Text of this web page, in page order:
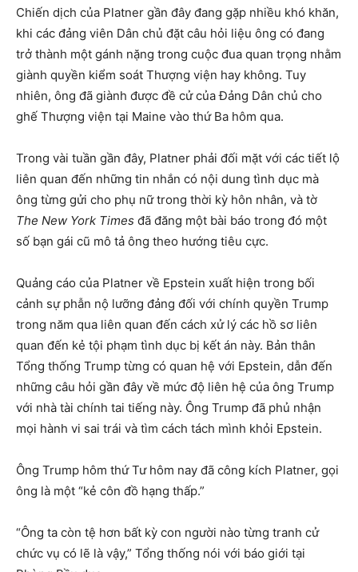
Chiến dịch của Platner gần đây đang gặp nhiều khó khăn,
khi các đảng viên Dân chủ đặt câu hỏi liệu ông có đang
trở thành một gánh nặng trong cuộc đua quan trọng nhằm
giành quyền kiểm soát Thượng viện hay không. Tuy
nhiên, ông đã giành được đề cử của Đảng Dân chủ cho
ghế Thượng viện tại Maine vào thứ Ba hôm qua.
Trong vài tuần gần đây, Platner phải đối mặt với các tiết lộ
liên quan đến những tin nhắn có nội dung tình dục mà
ông từng gửi cho phụ nữ trong thời kỳ hôn nhân, và tờ
The New York Times đã đăng một bài báo trong đó một
số bạn gái cũ mô tả ông theo hướng tiêu cực.
Quảng cáo của Platner về Epstein xuất hiện trong bối
cảnh sự phẫn nộ lưỡng đảng đối với chính quyền Trump
trong năm qua liên quan đến cách xử lý các hồ sơ liên
quan đến kẻ tội phạm tình dục bị kết án này. Bản thân
Tổng thống Trump từng có quan hệ với Epstein, dẫn đến
những câu hỏi gần đây về mức độ liên hệ của ông Trump
với nhà tài chính tai tiếng này. Ông Trump đã phủ nhận
mọi hành vi sai trái và tìm cách tách mình khỏi Epstein.
Ông Trump hôm thứ Tư hôm nay đã công kích Platner, gọi
ông là một “kẻ côn đồ hạng thấp.”
“Ông ta còn tệ hơn bất kỳ con người nào từng tranh cử
chức vụ có lẽ là vậy,” Tổng thống nói với báo giới tại